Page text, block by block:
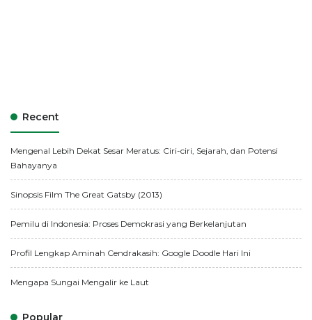
Recent
Mengenal Lebih Dekat Sesar Meratus: Ciri-ciri, Sejarah, dan Potensi
Bahayanya
Sinopsis Film The Great Gatsby (2013)
Pemilu di Indonesia: Proses Demokrasi yang Berkelanjutan
Profil Lengkap Aminah Cendrakasih: Google Doodle Hari Ini
Mengapa Sungai Mengalir ke Laut
Popular